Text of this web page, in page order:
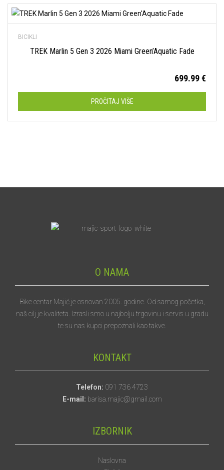
Dodaj na listu želja
BICIKLI
TREK Marlin 5 Gen 3 2026 Miami Green’Aquatic Fade
699.99€
PROČITAJ VIŠE
O NAMA
Bike centar Majić je osnovan 2005. godine. Od samog početka,
naš cilj je kvaliteta. Izrasli smo u najbolju trgovinu i servis u gradu
te su nas kupci prepoznali kao takve.
KONTAKT
Telefon: 091 736 4723
E-mail: barisa.majic@gmail.com
IZBORNIK
Naslovna